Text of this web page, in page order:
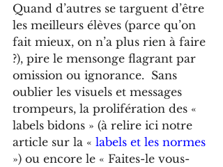
Quand d’autres se targuent d’être
les meilleurs élèves (parce qu’on
fait mieux, on n’a plus rien à faire
?), pire le mensonge flagrant par
omission ou ignorance.  Sans
oublier les visuels et messages
trompeurs, la prolifération des «
labels bidons » (à relire ici notre
article sur la « labels et les normes
») ou encore le « Faites-le vous-